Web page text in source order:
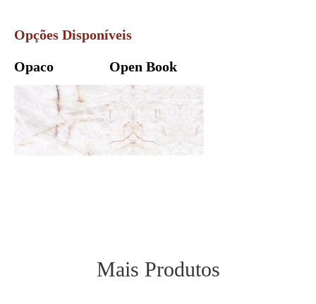
Opções Disponíveis
Opaco Open Book
Mais Produtos